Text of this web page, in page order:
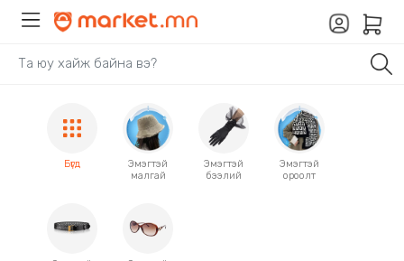
Бүгд
Эмэгтэй
малгай
Эмэгтэй
бээлий
Эмэгтэй
ороолт